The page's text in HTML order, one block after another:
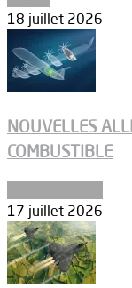
18 juillet 2026
NOUVELLES
COMBUSTIBLE
17 juillet 2026